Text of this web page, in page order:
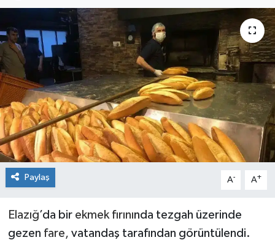
Paylaş A- A+
Elazığ’da bir ekmek fırınında tezgah üzerinde
gezen fare, vatandaş tarafından görüntülendi.